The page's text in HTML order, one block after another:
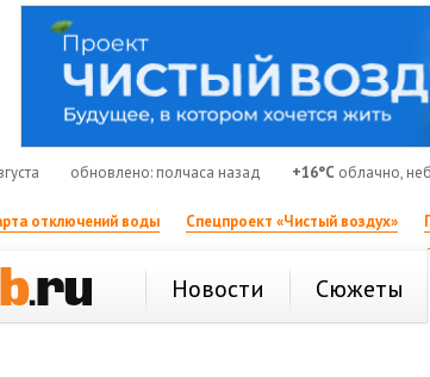
обновлено: полчаса назад +16°C облачно,
отключений воды Спецпроект «Чистый воздух»
Новости Сюжеты